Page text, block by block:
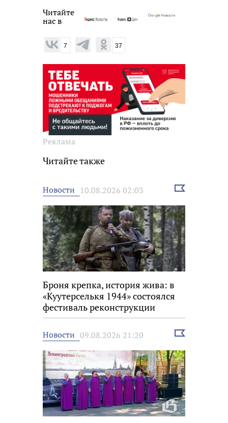
Читайте
нас в
7 37
Реклама
Читайте также
Новости 10.08.2026 02:03
Выбрать
Броня крепка, история жива: в
«Куутерселькя 1944» состоялся
фестиваль реконструкции
Новости 09.08.2026 21:20
Выбрать